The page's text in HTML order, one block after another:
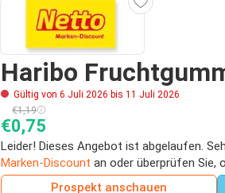
Haribo
Gültig von 6 Juli 2026 bis 11 Juli 2026
€1,19
€0,75
Leider! Dieses Angebot ist abgelaufen.
Marken-Discount an oder überprüfen Sie,
Prospekt anschauen